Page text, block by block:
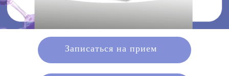
Записаться на прием